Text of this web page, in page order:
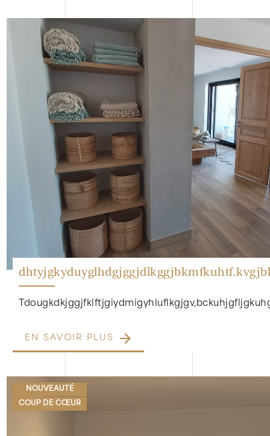
EN SAVOIR PLUS
NOUVEAUTÉ
COUP DE CŒUR